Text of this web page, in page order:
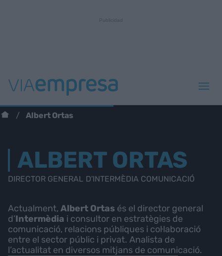
Albert Ortas
ALBERT ORTAS
DIRECTOR GENERAL D'INTERMÈDIA COMUNICACIÓ
Actualment, Albert Ortas és el director general
d’Intermèdia i consultor en estratègies de
comunicació, relacions públiques i col·laboració
entre el sector públic i privat. Analista de
l’actualitat en diversos mitjans de comunicació.